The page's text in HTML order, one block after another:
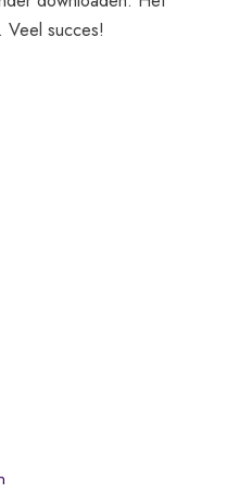
Veel succes!